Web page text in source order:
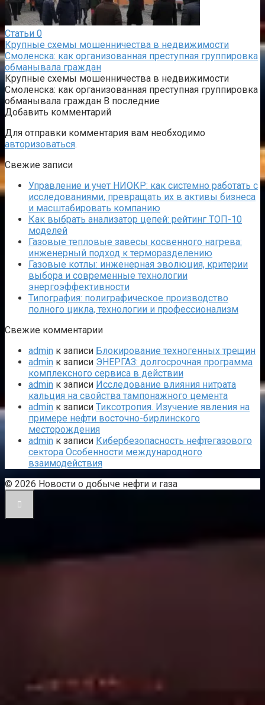
Статьи 0
Крупные схемы мошенничества в недвижимости
Смоленска: как организованная преступная группировка
обманывала граждан
Крупные схемы мошенничества в недвижимости
Смоленска: как организованная преступная группировка
обманывала граждан В последние
Добавить комментарий
Для отправки комментария вам необходимо
авторизоваться.
Свежие записи
Управление и учет НИОКР: как системно работать с
исследованиями, превращать их в активы бизнеса
и масштабировать компанию
Как выбрать анализатор цепей: рейтинг ТОП-10
моделей
Газовые тепловые завесы косвенного нагрева:
инженерный подход к терморазделению
Газовые котлы: инженерная эволюция, критерии
выбора и современные технологии
энергоэффективности
Типография: полиграфическое производство
полного цикла, технологии и профессионализм
Свежие комментарии
admin к записи Блокирование техногенных трещин
admin к записи ЭНЕРГАЗ: долгосрочная программа
комплексного сервиса в действии
admin к записи Исследование влияния нитрата
кальция на свойства тампонажного цемента
admin к записи Тиксотропия. Изучение явления на
примере нефти восточно-бирлинского
месторождения
admin к записи Кибербезопасность нефтегазового
сектора Особенности международного
взаимодействия
© 2026 Новости о добыче нефти и газа